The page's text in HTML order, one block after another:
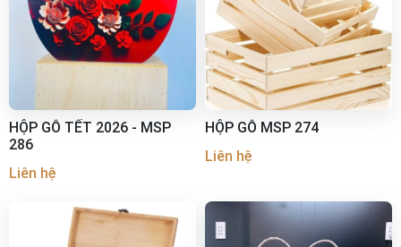
HỘP GỖ TẾT 2026 - MSP
286
Liên hệ
HỘP GỖ MSP 274
Liên hệ